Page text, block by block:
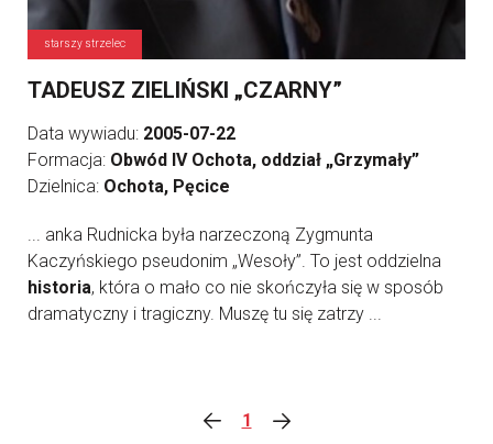
starszy strzelec
TADEUSZ ZIELIŃSKI „CZARNY”
Data wywiadu: 2005-07-22
Formacja: Obwód IV Ochota, oddział „Grzymały”
Dzielnica: Ochota, Pęcice
... anka Rudnicka była narzeczoną Zygmunta
Kaczyńskiego pseudonim „Wesoły”. To jest oddzielna
historia, która o mało co nie skończyła się w sposób
dramatyczny i tragiczny. Muszę tu się zatrzy ...
1